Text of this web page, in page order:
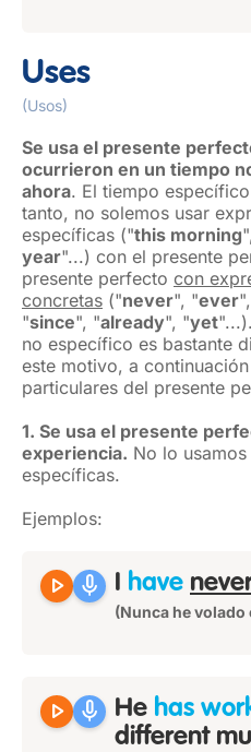
Uses
(Usos)
Se usa el presente
ocurrieron en un tiempo
ahora. El tiempo
tanto, no solemos usar
específicas ("this morning
year"...) con el presente
presente perfecto con
concretas ("never", "ever
"since", "already", "yet
no específico es bastante
este motivo, a
particulares del presente
1. Se usa el presente
experiencia. No lo
específicas.
Ejemplos:
play_arrow mic I have
(Nunca he volado
play_arrow mic He has
different